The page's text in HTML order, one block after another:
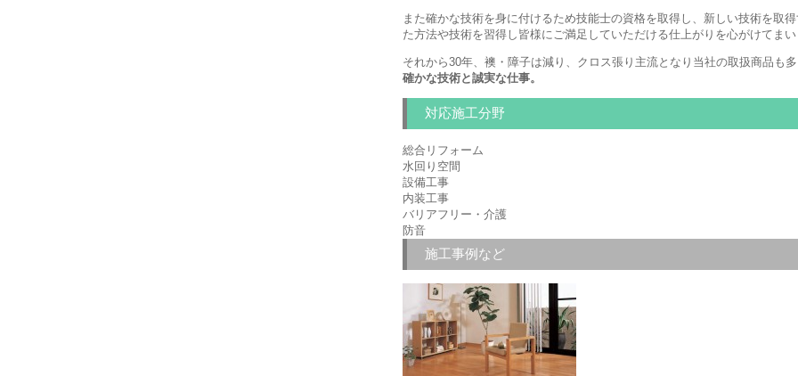
また確かな技術を身に付けるため技能士の資格を取得し、新しい技術を取
た方法や技術を習得し皆様にご満足していただける仕上がりを心がけてまい
それから30年、襖・障子は減り、クロス張り主流となり当社の取扱商品も
確かな技術と誠実な仕事。
対応施工分野
総合リフォーム
水回り空間
設備工事
内装工事
バリアフリー・介護
防音
施工事例など